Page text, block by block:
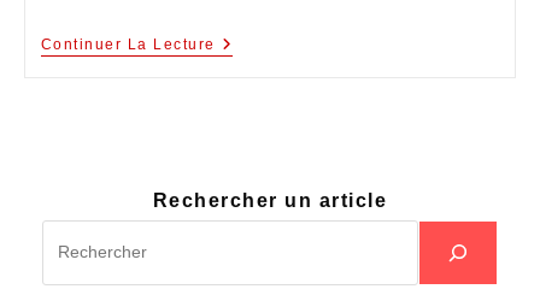
Continuer La Lecture
Rechercher un article